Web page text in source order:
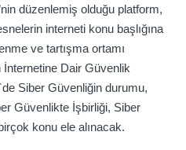
düzenlemiş olduğu platform,
interneti konu başlığına
ve tartışma ortamı
Dair Güvenlik
Siber Güvenliğin durumu,
Güvenlikte İşbirliği, Siber
konu ele alınacak.